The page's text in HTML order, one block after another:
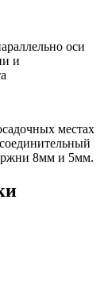
оси
и
местах
8мм и 5мм.